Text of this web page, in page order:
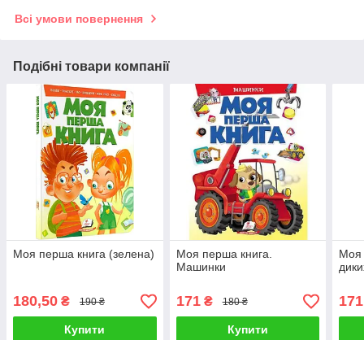
Всі умови повернення
Подібні товари компанії
Моя перша книга (зелена)
180,50 ₴ 190 ₴
Купити
Моя перша книга.
Машинки
171₴ 180 ₴
Купити
Моя
171